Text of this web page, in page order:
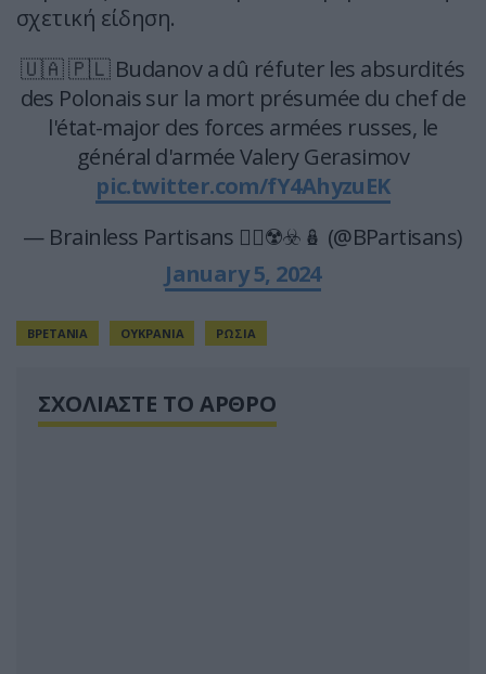
σχετική είδηση.
🇺🇦 🇵🇱 Budanov a dû réfuter les absurdités
des Polonais sur la mort présumée du chef de
l'état-major des forces armées russes, le
général d'armée Valery Gerasimov
pic.twitter.com/fY4AhyzuEK
— Brainless Partisans 🏴‍☠️☢️☣️🪆 (@BPartisans)
January 5, 2024
ΒΡΕΤΑΝΙΑ ΟΥΚΡΑΝΙΑ ΡΩΣΙΑ
ΣΧΟΛΙΑΣΤΕ ΤΟ ΑΡΘΡΟ